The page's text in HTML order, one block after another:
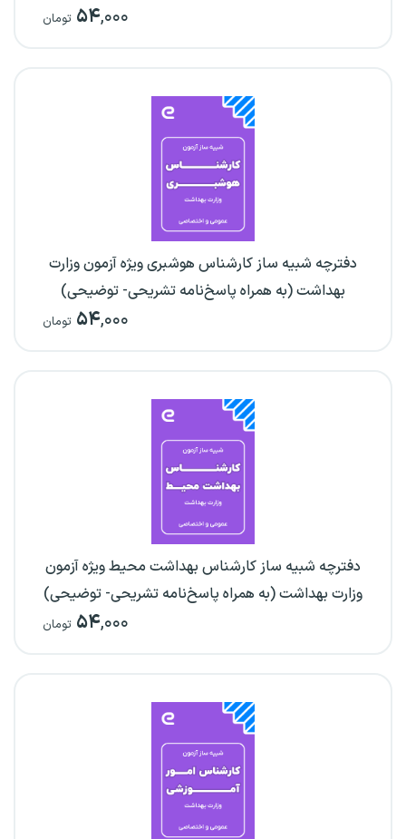
۵۴,۰۰۰ تومان
دفترچه شبیه ساز کارشناس هوشبری ویژه آزمون وزارت
بهداشت (به همراه پاسخ‌نامه تشریحی- توضیحی)
۵۴,۰۰۰ تومان
دفترچه شبیه ساز کارشناس بهداشت محیط ویژه آزمون
وزارت بهداشت (به همراه پاسخ‌نامه تشریحی- توضیحی)
۵۴,۰۰۰ تومان